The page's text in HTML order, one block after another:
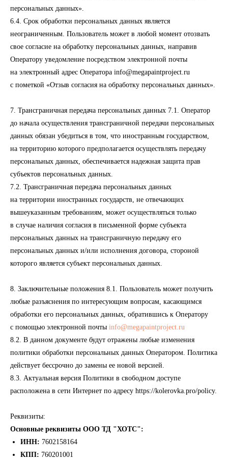
персональных данных».
6.4. Срок обработки персональных данных является
неограниченным. Пользователь может в любой момент отозвать
свое согласие на обработку персональных данных, направив
Оператору уведомление посредством электронной почты
на электронный адрес Оператора info@megapaintproject.ru
с пометкой «Отзыв согласия на обработку персональных данных».
7. Трансграничная передача персональных данных 7.1. Оператор
до начала осуществления трансграничной передачи персональных
данных обязан убедиться в том, что иностранным государством,
на территорию которого предполагается осуществлять передачу
персональных данных, обеспечивается надежная защита прав
субъектов персональных данных.
7.2. Трансграничная передача персональных данных
на территории иностранных государств, не отвечающих
вышеуказанным требованиям, может осуществляться только
в случае наличия согласия в письменной форме субъекта
персональных данных на трансграничную передачу его
персональных данных и/или исполнения договора, стороной
которого является субъект персональных данных.
8. Заключительные положения 8.1. Пользователь может получить
любые разъяснения по интересующим вопросам, касающимся
обработки его персональных данных, обратившись к Оператору
с помощью электронной почты info@megapaintproject.ru
8.2. В данном документе будут отражены любые изменения
политики обработки персональных данных Оператором. Политика
действует бессрочно до замены ее новой версией.
8.3. Актуальная версия Политики в свободном доступе
расположена в сети Интернет по адресу https://kolerovka.pro/policy.
Реквизиты:
Основные реквизиты ООО ТД "ХОТС":
ИНН: 7602158164
КПП: 760201001